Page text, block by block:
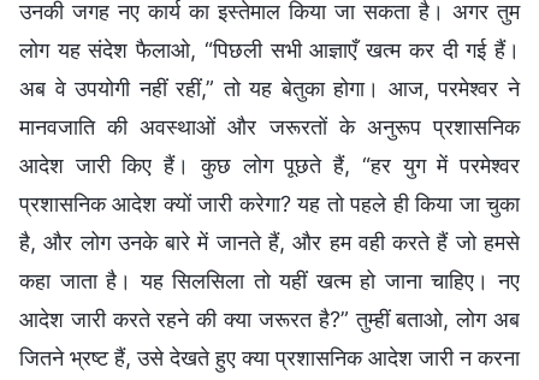
उनकी जगह नए कार्य का इस्तेमाल किया जा सकता है। अगर तुम
लोग यह संदेश फैलाओ, “पिछली सभी आज्ञाएँ खत्म कर दी गई हैं।
अब वे उपयोगी नहीं रहीं,” तो यह बेतुका होगा। आज, परमेश्वर ने
मानवजाति की अवस्‍थाओं और जरूरतों के अनुरूप प्रशासनिक
आदेश जारी किए हैं। कुछ लोग पूछते हैं, “हर युग में परमेश्वर
प्रशासनिक आदेश क्यों जारी करेगा? यह तो पहले ही किया जा चुका
है, और लोग उनके बारे में जानते हैं, और हम वही करते हैं जो हमसे
कहा जाता है। यह सिलसिला तो यहीं खत्‍म हो जाना चाहिए। नए
आदेश जारी करते रहने की क्‍या जरूरत है?” तुम्हीं बताओ, लोग अब
जितने भ्रष्‍ट हैं, उसे देखते हुए क्‍या प्रशासनिक आदेश जारी न करना